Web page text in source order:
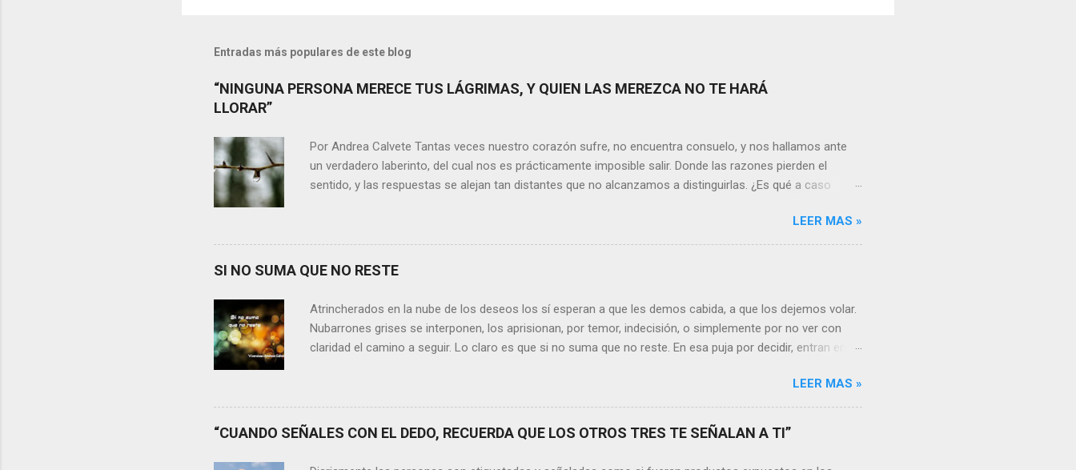
Entradas más populares de este blog
“NINGUNA PERSONA MERECE TUS LÁGRIMAS, Y QUIEN LAS MEREZCA NO TE HARÁ
LLORAR”
Por Andrea Calvete Tantas veces nuestro corazón sufre, no encuentra consuelo, y nos hallamos ante
un verdadero laberinto, del cual nos es prácticamente imposible salir. Donde las razones pierden el
sentido, y las respuestas se alejan tan distantes que no alcanzamos a distinguirlas. ¿Es qué a caso
conteste rápidamente que sí a esta pregunta. Por otra parte, si nos ponemos a pensar en algún
momento de la vida todos hemos sufrido por causa de una persona. Entonces ¿cómo encarar el dolor?
Si reflexionamos sobre la frase de Gabriel García Márquez que dice que “ninguna persona merece tus
somos, y es posible que su mirada nos realce, pues los ojos del amor tienen esa virtud de embellecer...
LEER MAS »
SI NO SUMA QUE NO RESTE
Atrincherados en la nube de los deseos los sí esperan a que les demos cabida, a que los dejemos volar.
Nubarrones grises se interponen, los aprisionan, por temor, indecisión, o simplemente por no ver con
claridad el camino a seguir. Lo claro es que si no suma que no reste. En esa puja por decidir, entran en
preguntarnos si agregan algo , si aportan de alguna forma a nuestro día a día, y lo más importante es
que no nos quinten tiempo o energía, elementos que en la medida que pasa la vida se hacen más
escasos y necesarios. Evidentemente, de lo malo, de lo difícil es donde más aprendemos, porque desde
las cicatrices nos fortalecemos, y resurgimos como el Ave Fénix. Sin embargo, está en cada uno no
LEER MAS »
“CUANDO SEÑALES CON EL DEDO, RECUERDA QUE LOS OTROS TRES TE SEÑALAN A TI”